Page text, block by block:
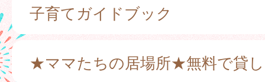
子育てガイドブック
★ママたちの居場所★無料で貸